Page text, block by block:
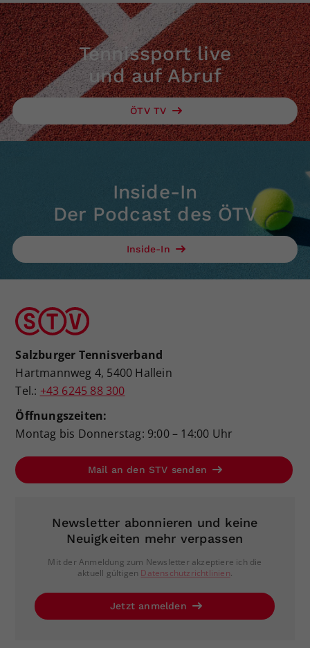
Tennissport live
und auf Abruf
ÖTV TV
Inside-In
Der Podcast des ÖTV
Inside-In
Salzburger Tennisverband
Hartmannweg 4, 5400 Hallein
Tel.: +43 6245 88 300
Öffnungszeiten:
Montag bis Donnerstag: 9:00 – 14:00 Uhr
Mail an den STV senden
Newsletter abonnieren und keine
Neuigkeiten mehr verpassen
Mit der Anmeldung zum Newsletter akzeptiere ich die
aktuell gültigen Datenschutzrichtlinien.
Jetzt anmelden